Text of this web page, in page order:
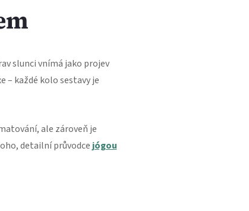
slunci vnímá jako projev
– každé kolo sestavy je
ale zároveň je
detailní průvodce jógou